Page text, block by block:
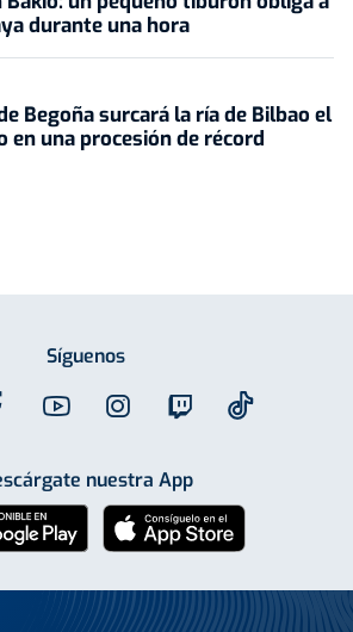
durante una hora
Begoña surcará la ría de Bilbao el
en una procesión de récord
Síguenos
nuestra App